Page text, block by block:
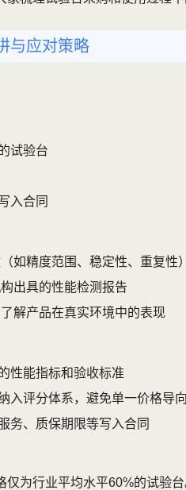
与应对策略
试验台
入合同
如精度范围、稳定性、重复性
出具的性能检测报告
解产品在真实环境中的表现
性能指标和验收标准
入评分体系，避免单一价格导向
务、质保期限等写入合同
为行业平均水平60%的试验